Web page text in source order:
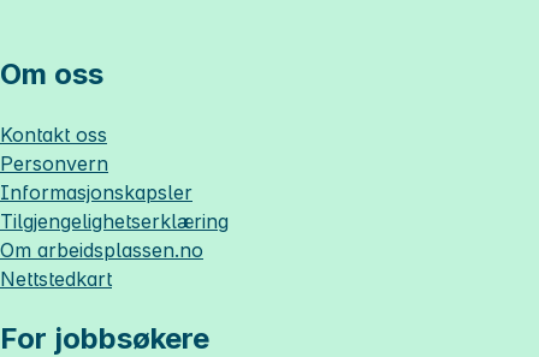
Om oss
Kontakt oss
Personvern
Informasjonskapsler
Tilgjengelighetserklæring
Om arbeidsplassen.no
Nettstedkart
For jobbsøkere